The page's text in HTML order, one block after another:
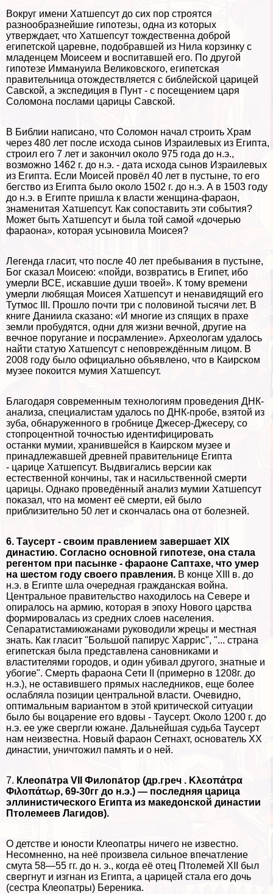
Вокруг имени Хатшепсут до сих пор строятся
разнообразнейшие гипотезы, одна из которых
утверждает, что Хатшепсут тождественна доброй
египетской царевне, подобравшей из Нила корзинку с
младенцем Моисеем и воспитавшей его. По другой
гипотезе Иммануила Великовского, египетская
правительница отождествляется с библейской царицей
Савской, а экспедиция в Пунт - с посещением царя
Соломона послами царицы Савской.
В Библии написано, что Соломон начал строить Храм
через 480 лет после исхода сынов Израилевых из Египта,
строил его 7 лет и закончил около 975 года до н.э.,
возможно 1462 г. до н.э. - дата исхода сынов Израилевых
из Египта. Если Моисей провёл 40 лет в пустыне, то его
бегство из Египта было около 1502 г. до н.э. А в 1503 году
до н.э. в Египте пришла к власти женщина-фараон,
знаменитая Хатшепсут. Как сопоставить эти события?
Может быть Хатшепсут и была той самой «дочерью
фараона», которая усыновила Моисея?
Легенда гласит, что после 40 лет пребывания в пустыне,
Бог сказал Моисею: «пойди, возвратись в Египет, ибо
умерли ВСЕ, искавшие души твоей». К тому времени
умерли любящая Моисея Хатшепсут и ненавидящий его
Тутмос III. Прошло почти три с половиной тысячи лет. В
книге Даниила сказано: «И многие из спящих в прахе
земли пробудятся, одни для жизни вечной, другие на
вечное поругание и посрамление». Археологам удалось
найти статую Хатшепсут с неповреждённым лицом. В
2008 году было официально объявлено, что в Каирском
музее покоится мумия Хатшепсут.
Благодаря современным технологиям проведения ДНК-
анализа, специалистам удалось по ДНК-пробе, взятой из
зуба, обнаруженного в гробнице Джесер-Джесеру, со
стопроцентной точностью идентифицировать
останки мумии, хранившейся в Каирском музее и
принадлежавшей древней правительнице Египта
- царице Хатшепсут. Выдвигались версии как
естественной кончины, так и насильственной cмepти
царицы. Однако проведённый анализ мумии Хатшепсут
показал, что на момент её cмepти, ей было
приблизительно 50 лет и скончалась она от болезней.
6. Таусерт - своим правлением завершает XIX
династию. Согласно основной гипотезе, она стала
регентом при пасынке - фараоне Саптахе, что умер
на шестом году своего правления. В конце XIII в. до
н.э. в Египте шла очередная гражданская война.
Центральное правительство находилось на Севере и
опиралось на армию, которая в эпоху Нового царства
формировалась из средних слоев населения.
Сепаратистамиюжанами руководили жрецы и местная
знать. Как гласит "Большой папирус Харрис", "... страна
египетская была представлена сановниками и
властителями городов, и один убивал другого, знатные и
убогие". Cмepть фараона Сети II (примерно в 1208г. до
н.э.), не оставившего прямых наследников, еще более
ослабляла позиции центральной власти. Очевидно,
оптимальным вариантом в этой критической ситуации
было бы воцарение его вдовы - Таусерт. Около 1200 г. до
н.э. ее уже свергли южане. Дальнейшая судьба Таусерт
нам неизвестна. Новый фараон Сетнахт, основатель XX
династии, уничтожил память и о ней.
7. Клеопа́тра VII Филопа́тор (др.греч . Κλεοπάτρα
Φιλοπάτωρ, 69-30гг до н.э.) — последняя царица
эллинистического Египта из македонской династии
Птолемеев Лагидов).
О детстве и юности Клеопатры ничего не известно.
Несомненно, на неё произвела сильное впечатление
смута 58—55 гг. до н. э., когда её отец Птолемей XII был
свергнут и изгнан из Египта, а царицей стала его дочь
(сестра Клеопатры) Береника.